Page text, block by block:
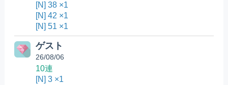
[N] 38 ×1
[N] 42 ×1
[N] 51 ×1
ゲスト
26/08/06
10連
[N] 3 ×1